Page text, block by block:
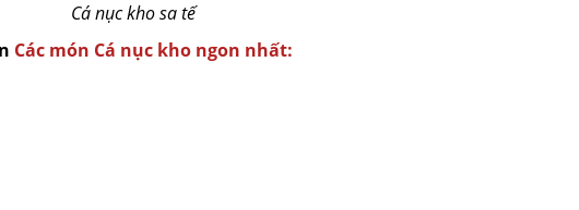
Cá nục kho sa tế
Các món Cá nục kho ngon nhất: